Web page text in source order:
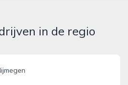
in de regio